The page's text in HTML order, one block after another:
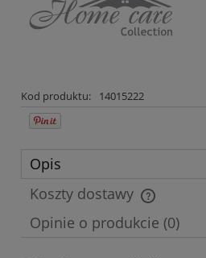
Kod produktu: 14015222
Opis
Koszty dostawy
Cena nie zawiera ewentualnych
Opinie o produkcie (0)